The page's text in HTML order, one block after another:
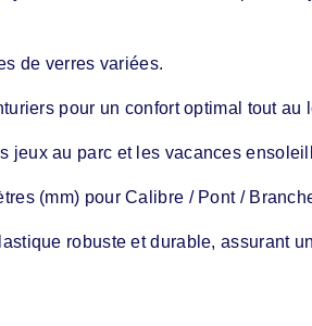
de verres variées.
pour un confort optimal tout au
jeux au parc et les vacances
(mm) pour Calibre / Pont /
robuste et durable, assurant